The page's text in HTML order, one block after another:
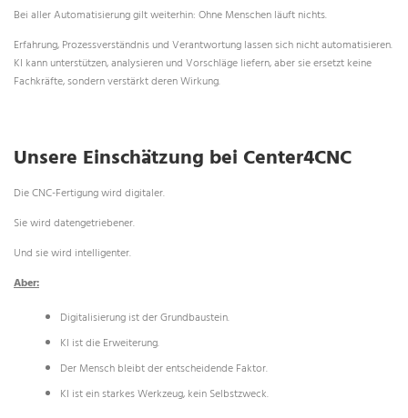
Bei aller Automatisierung gilt weiterhin: Ohne Menschen läuft nichts.
Erfahrung, Prozessverständnis und Verantwortung lassen sich nicht automatisieren.
KI kann unterstützen, analysieren und Vorschläge liefern, aber sie ersetzt keine
Fachkräfte, sondern verstärkt deren Wirkung.
Unsere Einschätzung bei Center4CNC
Die CNC-Fertigung wird digitaler.
Sie wird datengetriebener.
Und sie wird intelligenter.
Aber:
Digitalisierung ist der Grundbaustein.
KI ist die Erweiterung.
Der Mensch bleibt der entscheidende Faktor.
KI ist ein starkes Werkzeug, kein Selbstzweck.